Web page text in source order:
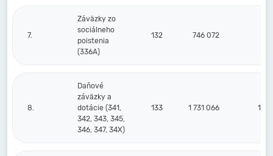
7.
Záväzky zo
sociálneho
poistenia
(336A)
132 746 072
8.
Daňové
záväzky a
dotácie (341,
342, 343, 345,
346, 347, 34X)
133 1 731 066 1